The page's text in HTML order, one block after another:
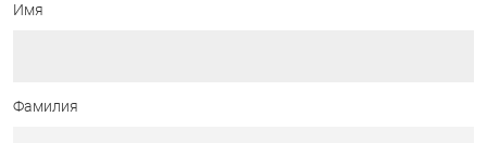
Имя
Фамилия